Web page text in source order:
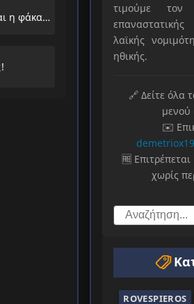
η φάκα
τιμούμε τον
λαϊκής
ηθικής.
🔗 Δείτε όλα
μενού
✉️
🆓
χωρίς
ROVESPIEROS